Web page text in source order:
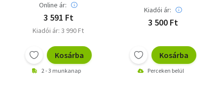
Online ár:
3 591 Ft
Kiadói ár: 3 990 Ft
Kosárba
2 - 3 munkanap
Kiadói ár:
3 500 Ft
Kosárba
Perceken belül